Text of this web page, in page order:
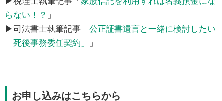
らない！？ 」
▶司法書士執筆記事「 公正証書遺言と一緒に検討したい
「死後事務委任契約」
」
お申し込みはこちらから